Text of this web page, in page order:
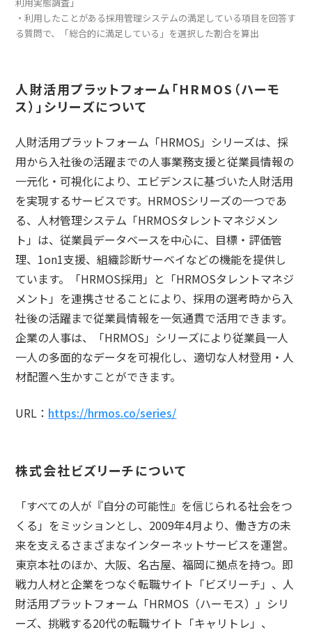
・利用したことがある採用管理システムの満足している項目を回答す
る質問で、「総合的に満足している」を選択した割合を算出
人財活用プラットフォーム「HRMOS（ハーモ
ス）」シリーズについて
人財活用プラットフォーム「HRMOS」シリーズは、採
用から入社後の活躍までの人事業務支援と従業員情報の
一元化・可視化により、エビデンスに基づいた人財活用
を実現するサービスです。HRMOSシリーズの一つであ
る、人材管理システム「HRMOSタレントマネジメン
ト」は、従業員データベースを中心に、目標・評価管
理、1on1支援、組織診断サーベイなどの機能を提供し
ています。「HRMOS採用」と「HRMOSタレントマネジ
メント」を連携させることにより、採用の選考時から入
社後の活躍まで従業員情報を一気通貫で活用できます。
企業の人事は、「HRMOS」シリーズにより従業員一人
一人の多面的なデータを可視化し、適切な人材登用・人
材配置へ生かすことができます。
URL： https://hrmos.co/series/
株式会社ビズリーチについて
「すべての人が『自分の可能性』を信じられる社会をつ
くる」をミッションとし、2009年4月より、働き方の未
来を支えるさまざまなインターネットサービスを運営。
東京本社のほか、大阪、名古屋、福岡に拠点を持つ。即
戦力人材と企業をつなぐ転職サイト「ビズリーチ」、人
財活用プラットフォーム「HRMOS（ハーモス）」シリ
ーズ、挑戦する20代の転職サイト「キャリトレ」、